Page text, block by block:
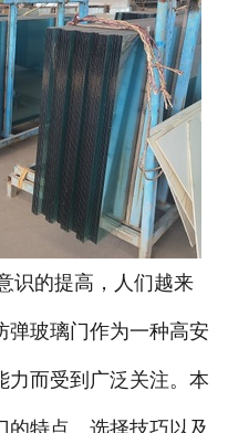
行业标准
联系我们
高铝硅玻璃
的提高，人们越来
弹玻璃门作为一种高安
力而受到广泛关注。本